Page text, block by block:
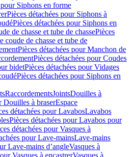
Siphons en forme
Pièces détachées pour Siphons à
Pièces détachées pour Siphons en
de chasse et tube de chassePièces
coude de chasse et tube de
Pièces détachées pour Manchon de
Pièces détachées pour Coudes
bidetPièces détachées pour Vidages
Pièces détachées pour Siphons en
RaccordementsJointsDouilles à
Douilles à braserEspace
détachées pour LavabosLavabos
Pièces détachées pour Lavabos pour
détachées pour Vasques à
pour Lave-mainsLave-mains
Lave-mains d’angleVasques à
Vasques à encastrerVasques à